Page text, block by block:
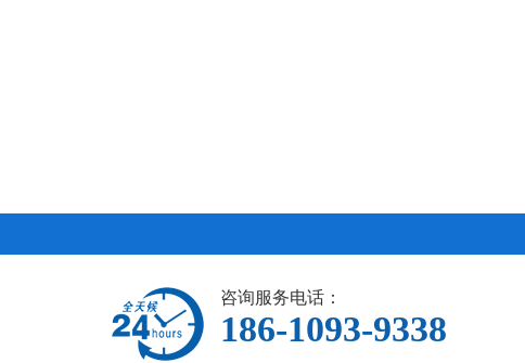
咨询服务电话：
186-1093-9338